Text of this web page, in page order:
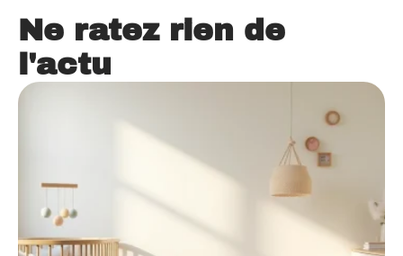
Ne ratez rien de
l'actu